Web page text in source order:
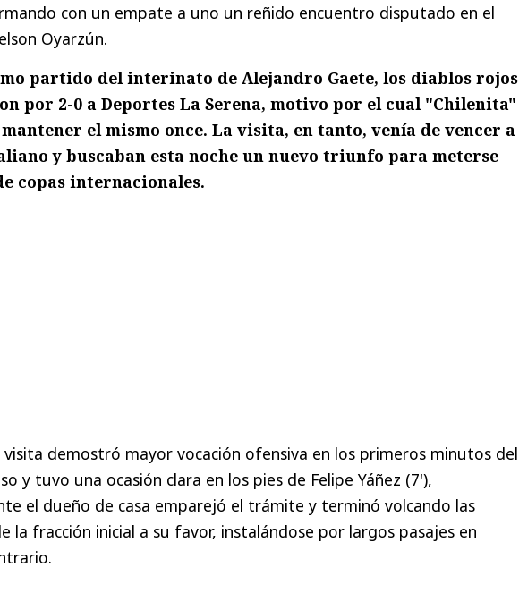
con un empate a uno un reñido encuentro disputado en el
Oyarzún.
partido del interinato de Alejandro Gaete, los diablos rojos
por 2-0 a Deportes La Serena, motivo por el cual "Chilenita"
el mismo once. La visita, en tanto, venía de vencer a
y buscaban esta noche un nuevo triunfo para meterse
copas internacionales.
visita demostró mayor vocación ofensiva en los primeros minutos del
y tuvo una ocasión clara en los pies de Felipe Yáñez (7'),
el dueño de casa emparejó el trámite y terminó volcando las
la fracción inicial a su favor, instalándose por largos pasajes en